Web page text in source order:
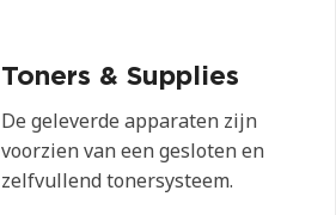
Toners & Supplies
De geleverde apparaten zijn
voorzien van een gesloten en
zelfvullend tonersysteem.